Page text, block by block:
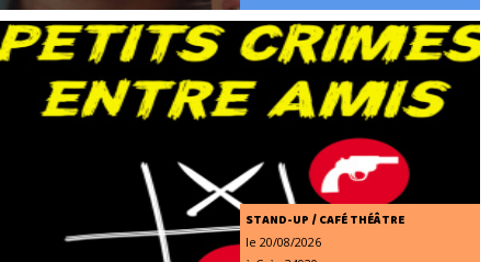
STAND-UP / CAFÉ THÉÂTRE
le 20/08/2026